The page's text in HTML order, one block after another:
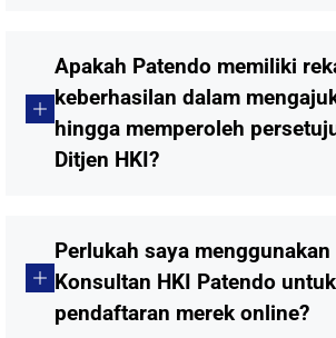
Apakah Patendo memiliki
keberhasilan dalam
hingga memperoleh
Ditjen HKI?
Perlukah saya menggunakan
Konsultan HKI Patendo
pendaftaran merek online?